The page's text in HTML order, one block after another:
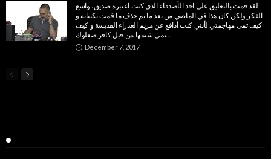
لقد قمت بالتعليق على احد الأصدقاء الذي كنت اعتبره صديق، واسع
الفكر ولكن كان هذا في الماضي من بعد ما تم حذف ما قمت بكتباته و
كيف تمى مهاجمتي لأنني كنت أدافع عن مريم العذراء القديسة و كيف
تمى شتمها من قبل كافر صعلوك…
December 7, 2017